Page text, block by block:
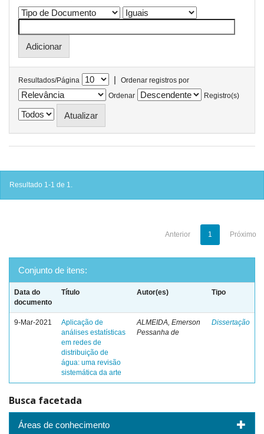
Resultados/Página |
Ordenar registros por
Ordenar
Registro(s)
Resultado 1-1 de 1.
Anterior 1 Próximo
Conjunto de itens:
Data do
documento
Título Autor(es) Tipo
9-Mar-2021
Aplicação de
análises estatísticas
em redes de
distribuição de
água: uma revisão
sistemática da arte
ALMEIDA, Emerson
Pessanha de
Dissertação
Busca facetada
Áreas de conhecimento